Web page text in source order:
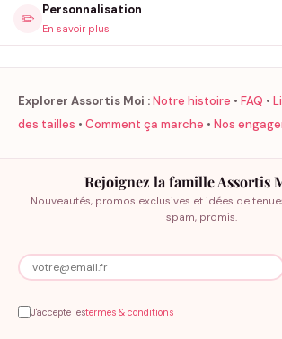
✏️
Personnalisation
En savoir plus
Explorer Assortis Moi :Notre histoire • FAQ •
des tailles • Comment ça marche • Nos
Rejoignez la famille Assortis
Nouveautés, promos exclusives et idées de
spam, promis.
J'accepte lestermes & conditions